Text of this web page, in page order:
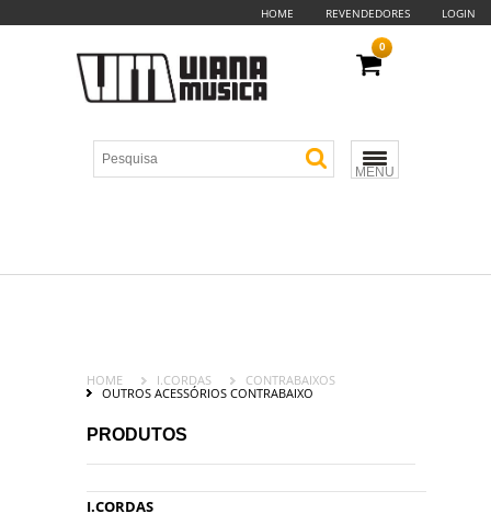
HOME REVENDEDORES LOGIN
MENU
0
HOME I.CORDAS
CONTRABAIXOS
OUTROS ACESSÓRIOS CONTRABAIXO
PRODUTOS
I.CORDAS